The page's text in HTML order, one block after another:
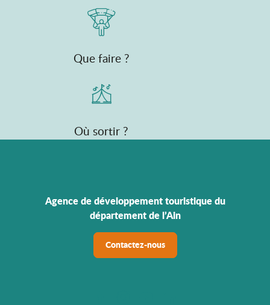
Que faire ?
Où sortir ?
Agence de développement touristique du
département de l’Ain
Contactez-nous